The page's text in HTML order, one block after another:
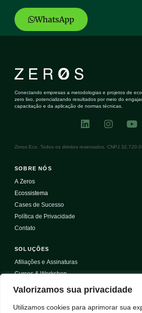
Valorizamos sua privacidade
Utilizamos cookies para aprimorar sua
WhatsApp
Conectando empresas a metodologias e projetos de
zero lixo, potencializando resultados por meio do
capacitação e da aplicação de normas técnicas.
Zeros Eco. Todos os direitos reservados. CNPJ
SOBRE NÓS
A Zeros
Ecossistema
Cases de Sucesso
Política de Privacidade
Contato
SOLUÇÕES
Afiliações e Assinaturas
Cursos & Workshop
Selos & Certificações
Serviços